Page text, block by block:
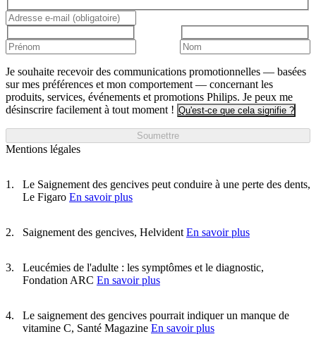
Je souhaite recevoir des communications promotionnelles — basées
sur mes préférences et mon comportement — concernant les
produits, services, événements et promotions Philips. Je peux me
désinscrire facilement à tout moment ! Qu'est-ce que cela signifie ?
Soumettre
Mentions légales
Le Saignement des gencives peut conduire à une perte des dents,
Le Figaro En savoir plus
Saignement des gencives, Helvident En savoir plus
Leucémies de l'adulte : les symptômes et le diagnostic,
Fondation ARC En savoir plus
Le saignement des gencives pourrait indiquer un manque de
vitamine C, Santé Magazine En savoir plus